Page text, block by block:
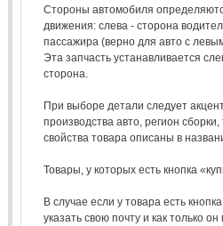
Стороны автомобиля
движения: слева - сторона
пассажира (верно для авто с
Эта запчасть устанавливается
сторона.
При выборе детали следует
производства авто, регион
свойства товара описаны в
Товары, у которых есть кнопка
В случае если у товара есть
указать свою почту и как только